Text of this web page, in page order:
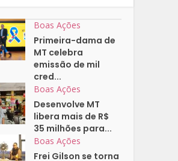
Boas Ações
Primeira-dama de
MT celebra
emissão de mil
cred...
Boas Ações
Desenvolve MT
libera mais de R$
35 milhões para...
Boas Ações
Frei Gilson se torna